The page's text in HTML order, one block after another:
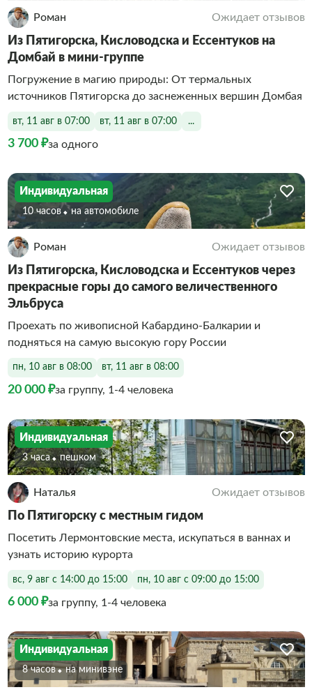
Роман Ожидает отзывов
Из Пятигорска, Кисловодска и Ессентуков на
Домбай в мини-группе
Погружение в магию природы: От термальных
источников Пятигорска до заснеженных вершин Домбая
вт, 11 авг в 07:00 вт, 11 авг в 07:00 ...
3 700 ₽за одного
Индивидуальная
10 часов На автомобиле
Роман Ожидает отзывов
Из Пятигорска, Кисловодска и Ессентуков через
прекрасные горы до самого величественного
Эльбруса
Проехать по живописной Кабардино-Балкарии и
подняться на самую высокую гору России
пн, 10 авг в 08:00 вт, 11 авг в 08:00
20 000 ₽за группу, 1-4 человека
Индивидуальная
3 часа Пешком
Наталья Ожидает отзывов
По Пятигорску с местным гидом
Посетить Лермонтовские места, искупаться в ваннах и
узнать историю курорта
вс, 9 авг с 14:00 до 15:00 пн, 10 авг с 09:00 до 15:00
6 000 ₽за группу, 1-4 человека
Индивидуальная
8 часов На минивэне